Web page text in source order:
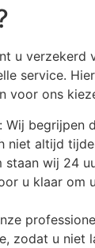
u verzekerd
service.
voor ons
Wij begrijpen
niet altijd
staan wij 24
u klaar om
zodat u niet